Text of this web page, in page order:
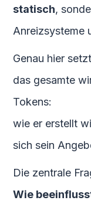
statisch,
Anreizsysteme
Genau hier setzt
das gesamte
Tokens:
wie er erstellt
sich sein
Die zentrale
Wie